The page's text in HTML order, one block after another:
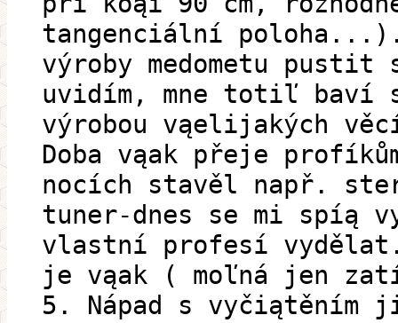
tangenciální
výroby medometu pustit
uvidím, mne totiľ baví
výrobou vąelijakých
Doba vąak přeje
nocích stavěl např.
tuner-dnes se mi spíą
vlastní profesí vydělat.
je vąak ( moľná jen
5. Nápad s vyčiątěním